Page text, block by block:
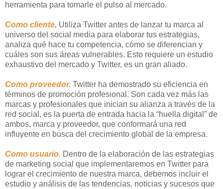
herramienta para tomarle el pulso al mercado.
Como cliente. Utiliza Twitter antes de lanzar tu marca al
universo del social media para elaborar tus estrategias,
analiza qué hace tu competencia, cómo se diferencian y
cuáles son sus áreas vulnerables. Esto requiere un estudio
exhaustivo del mercado y Twitter, es un gran aliado.
Como proveedor. Twitter ha demostrado su eficiencia en
términos de promoción profesional. Son cada vez más las
marcas y profesionales que inician su alianza a través de la
red social, es la puerta de entrada hacia la “huella digital” de
ambos, marca y proveedor, que conformará una red
influyente en busca del crecimiento global de la empresa.
Como usuario. Dentro de la elaboración de las estrategias
de marketing social que implementaremos en Twitter para
lograr el crecimiento de nuestra marca, debemos incluir el
estudio y análisis de las tendencias, noticias y sucesos que